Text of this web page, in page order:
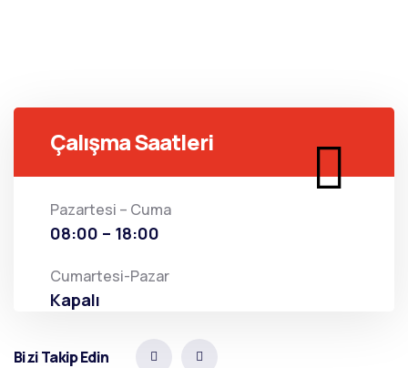
Çalışma Saatleri
Pazartesi – Cuma
08:00 – 18:00
Cumartesi-Pazar
Kapalı
Bizi Takip Edin